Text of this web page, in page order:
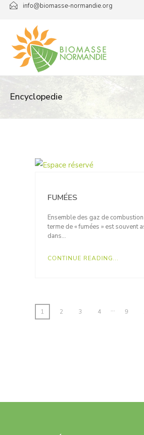
Passer
contenu
info@biomasse-normandie.org
Encyclopedie
FUMÉES
Ensemble des gaz de
terme de « fumées » est souvent
dans…
CONTINUE READING...
1 2 3 4 … 9